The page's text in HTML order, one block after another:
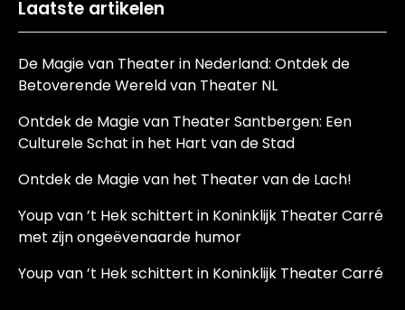
Laatste artikelen
De Magie van Theater in Nederland: Ontdek de
Betoverende Wereld van Theater NL
Ontdek de Magie van Theater Santbergen: Een
Culturele Schat in het Hart van de Stad
Ontdek de Magie van het Theater van de Lach!
Youp van ’t Hek schittert in Koninklijk Theater Carré
met zijn ongeëvenaarde humor
Youp van ’t Hek schittert in Koninklijk Theater Carré